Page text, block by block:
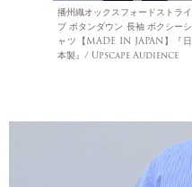
播州織オックスフォードストライ
プ ボタンダウン 長袖 ボクシーシ
ャツ【MADE IN JAPAN】『日
本製』/ Upscape Audience